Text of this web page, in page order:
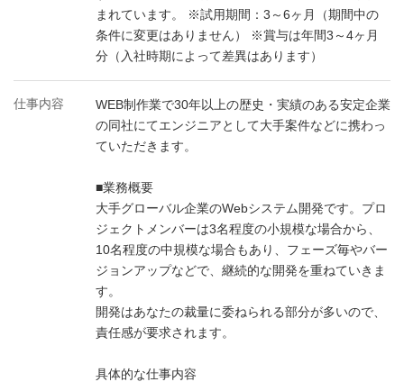
まれています。 ※試用期間：3～6ヶ月（期間中の
条件に変更はありません） ※賞与は年間3～4ヶ月
分（入社時期によって差異はあります）
仕事内容
WEB制作業で30年以上の歴史・実績のある安定企業
の同社にてエンジニアとして大手案件などに携わっ
ていただきます。
■業務概要
大手グローバル企業のWebシステム開発です。プロ
ジェクトメンバーは3名程度の小規模な場合から、
10名程度の中規模な場合もあり、フェーズ毎やバー
ジョンアップなどで、継続的な開発を重ねていきま
す。
開発はあなたの裁量に委ねられる部分が多いので、
責任感が要求されます。
具体的な仕事内容